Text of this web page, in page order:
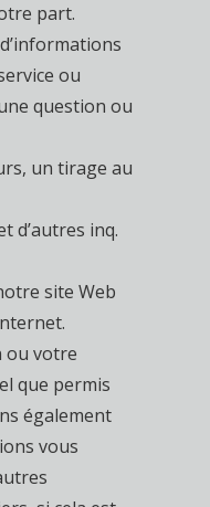
part.
ou
question ou
un tirage au
d’autres inq.
site Web
ou votre
que permis
également
vous